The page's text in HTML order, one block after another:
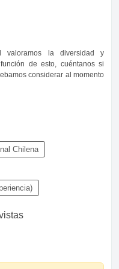
valoramos la diversidad y
de esto, cuéntanos si
considerar al momento
Chilena